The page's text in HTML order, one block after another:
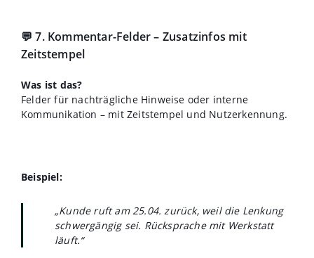
💬 7. Kommentar-Felder – Zusatzinfos mit
Zeitstempel
Was ist das?
Felder für nachträgliche Hinweise oder interne
Kommunikation – mit Zeitstempel und Nutzerkennung.
Beispiel:
„Kunde ruft am 25.04. zurück, weil die Lenkung
schwergängig sei. Rücksprache mit Werkstatt
läuft.“